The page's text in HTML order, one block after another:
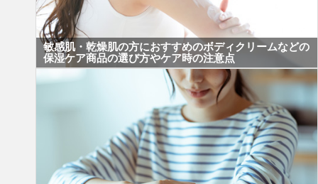
敏感肌・乾燥肌の方におすすめのボディクリームなどの
保湿ケア商品の選び方やケア時の注意点